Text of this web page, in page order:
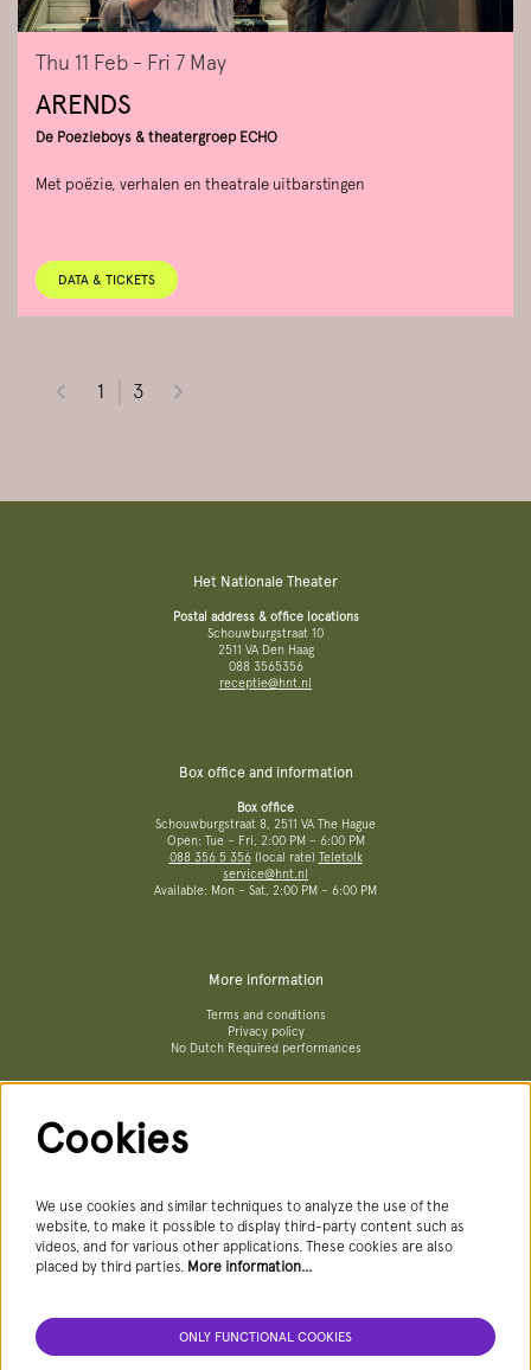
ARENDS
De Poezieboys & theatergroep ECHO
Met poëzie, verhalen en theatrale uitbarstingen
Thu 11 Feb - Fri 7 May
DATA & TICKETS
1 3
Het Nationale Theater
Postal address & office locations
Schouwburgstraat 10
2511 VA Den Haag
088 3565356
receptie@hnt.nl
Box office and information
Box office
Schouwburgstraat 8, 2511 VA The Hague
Open: Tue – Fri, 2:00 PM – 6:00 PM
088 356 5 356(local rate) Teletolk
service@hnt.nl
Available: Mon – Sat, 2:00 PM – 6:00 PM
More information
Terms and conditions
Privacy policy
No Dutch Required performances
Newsletter
SIGN UP NEWSLETTER
Cookies
We use cookies and similar techniques to analyze the use of the
website, to make it possible to display third-party content such as
videos, and for various other applications. These cookies are also
placed by third parties. More information…
ONLY FUNCTIONAL COOKIES